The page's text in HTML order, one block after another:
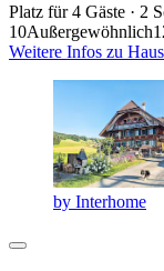
Platz für 4 Gäste · 2
10Außergewöhnlich
Weitere Infos zu
by Interhome